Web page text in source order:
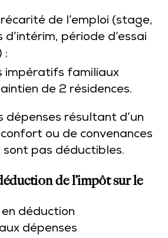
de l’emploi (stage,
d’intérim, période d’essai
;
impératifs familiaux
de 2 résidences.
dépenses résultant d’un
ou de convenances
sont pas déductibles.
de l’impôt sur le
déduction
dépenses